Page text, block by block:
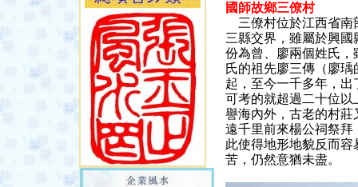
國師故鄉三僚村
三僚村位於江西省
三縣交界，雖屬於興
份為曾、廖兩個姓氏
氏的祖先廖三傳（廖
起，至今一千多年，
可考的就超過二十位
譽海內外，古老的村
遠千里前來楊公祠祭
此使得地形地貌反而
苦，仍然意猶未盡。